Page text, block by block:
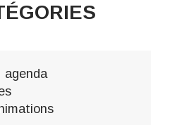
agenda